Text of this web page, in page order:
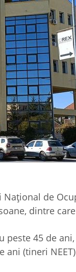
de
dintre
45 de
ani (tineri